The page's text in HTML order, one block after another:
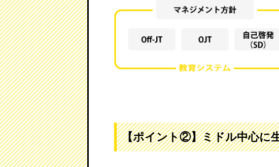
【ポイント②】ミドル中心に